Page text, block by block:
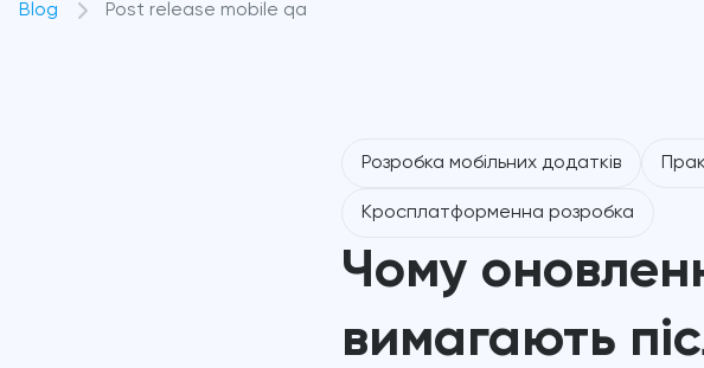
Blog Post release mobile qa
Розробка мобільних додатків
Кросплатформенна розробка
Чому
вимагають